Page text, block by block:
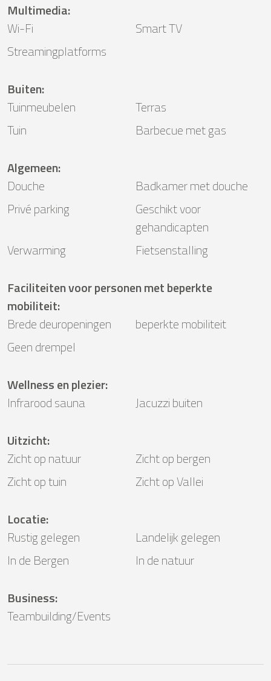
Multimedia:
Wi-Fi
Smart TV
Streamingplatforms
Buiten:
Tuinmeubelen
Terras
Tuin
Barbecue met gas
Algemeen:
Douche
Badkamer met douche
Privé parking
Geschikt voor
gehandicapten
Verwarming
Fietsenstalling
Faciliteiten voor personen met beperkte
mobiliteit:
Brede deuropeningen
beperkte mobiliteit
Geen drempel
Wellness en plezier:
Infrarood sauna
Jacuzzi buiten
Uitzicht:
Zicht op natuur
Zicht op bergen
Zicht op tuin
Zicht op Vallei
Locatie:
Rustig gelegen
Landelijk gelegen
In de Bergen
In de natuur
Business:
Teambuilding/Events